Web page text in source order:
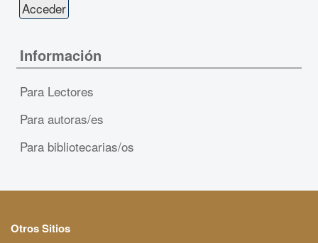
Información
Para Lectores
Para autoras/es
Para bibliotecarias/os
Otros Sitios